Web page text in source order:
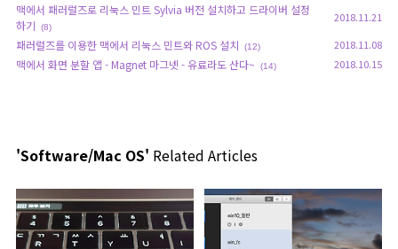
맥에서 패러럴즈로 리눅스 민트 Sylvia 버전 설치하고 드라이버 설정
하기
(8)
2018.11.21
패러럴즈를 이용한 맥에서 리눅스 민트와 ROS 설치 (12) 2018.11.08
맥에서 화면 분할 앱 - Magnet 마그넷 - 유료라도 산다~ (14) 2018.10.15
'Software/Mac OS' Related Articles